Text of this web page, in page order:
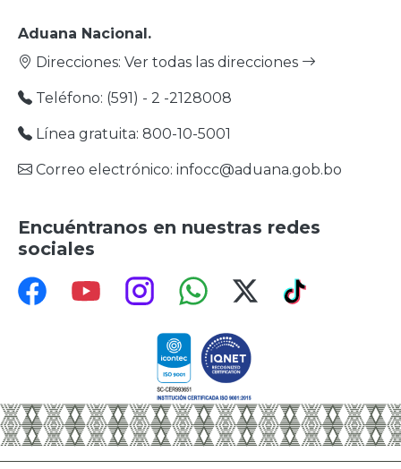
Aduana Nacional.
Direcciones: Ver todas las direcciones
Teléfono: (591) - 2 -2128008
Línea gratuita: 800-10-5001
Correo electrónico: infocc@aduana.gob.bo
Encuéntranos en nuestras redes
sociales